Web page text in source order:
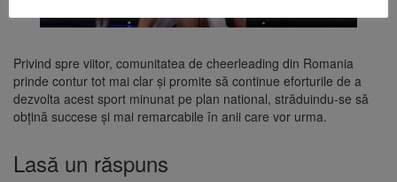
Privind spre viitor, comunitatea de cheerleading din Romania
prinde contur tot mai clar și promite să continue eforturile de a
dezvolta acest sport minunat pe plan national, străduindu-se să
obțină succese și mai remarcabile în anii care vor urma.
Lasă un răspuns